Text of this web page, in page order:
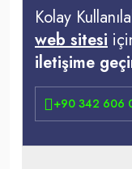
Kolay
web sitesi
iletişime
+90 342 606